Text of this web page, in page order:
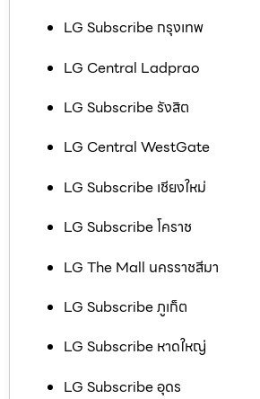
LG Subscribe กรุงเทพ
LG Central Ladprao
LG Subscribe รังสิต
LG Central WestGate
LG Subscribe เชียงใหม่
LG Subscribe โคราช
LG The Mall นครราชสีมา
LG Subscribe ภูเก็ต
LG Subscribe หาดใหญ่
LG Subscribe อุดร